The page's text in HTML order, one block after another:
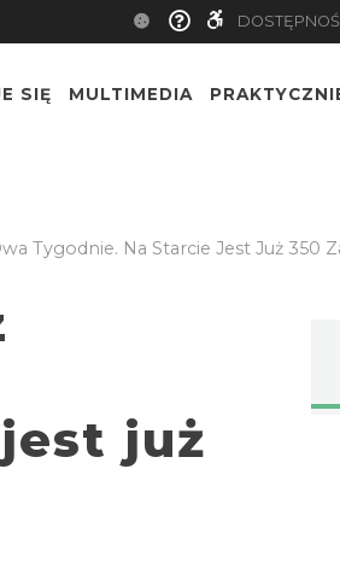
SIĘ MULTIMEDIA
Tygodnie. Na Starcie Jest Już
już